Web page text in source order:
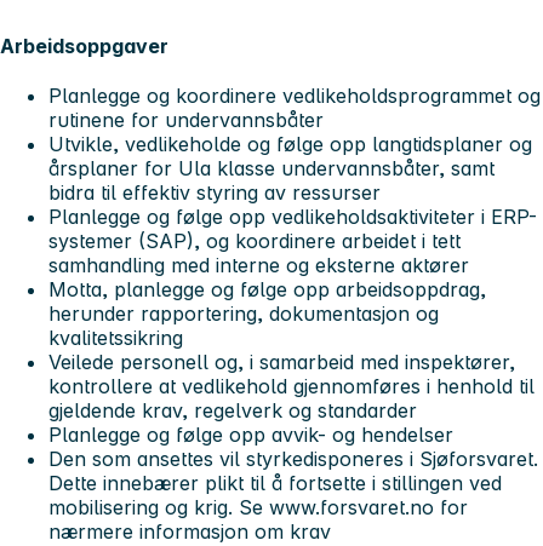
Arbeidsoppgaver
Planlegge og koordinere vedlikeholdsprogrammet og
rutinene for undervannsbåter
Utvikle, vedlikeholde og følge opp langtidsplaner og
årsplaner for Ula klasse undervannsbåter, samt
bidra til effektiv styring av ressurser
Planlegge og følge opp vedlikeholdsaktiviteter i ERP-
systemer (SAP), og koordinere arbeidet i tett
samhandling med interne og eksterne aktører
Motta, planlegge og følge opp arbeidsoppdrag,
herunder rapportering, dokumentasjon og
kvalitetssikring
Veilede personell og, i samarbeid med inspektører,
kontrollere at vedlikehold gjennomføres i henhold til
gjeldende krav, regelverk og standarder
Planlegge og følge opp avvik- og hendelser
Den som ansettes vil styrkedisponeres i Sjøforsvaret.
Dette innebærer plikt til å fortsette i stillingen ved
mobilisering og krig. Se www.forsvaret.no for
nærmere informasjon om krav